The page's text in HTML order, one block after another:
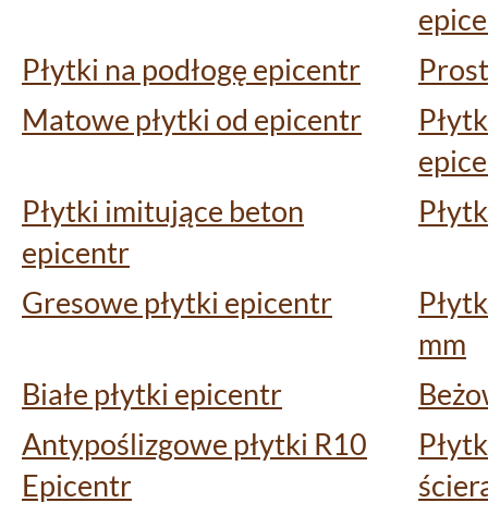
Płytki na podłogę epicentr
Matowe płytki od epicentr
Płytki imitujące beton
epicentr
Gresowe płytki epicentr
mm
Białe płytki epicentr
Antypoślizgowe płytki R10
Epicentr